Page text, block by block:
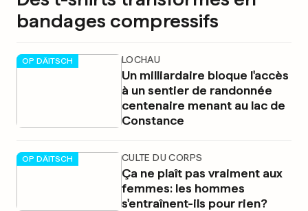
bandages compressifs
OP DÄITSCH LOCHAU
Un milliardaire bloque l'accès
à un sentier de randonnée
centenaire menant au lac de
Constance
OP DÄITSCH CULTE DU CORPS
Ça ne plaît pas vraiment aux
femmes: les hommes
s'entraînent-ils pour rien?